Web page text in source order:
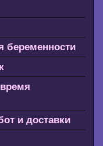
беременности
и доставки